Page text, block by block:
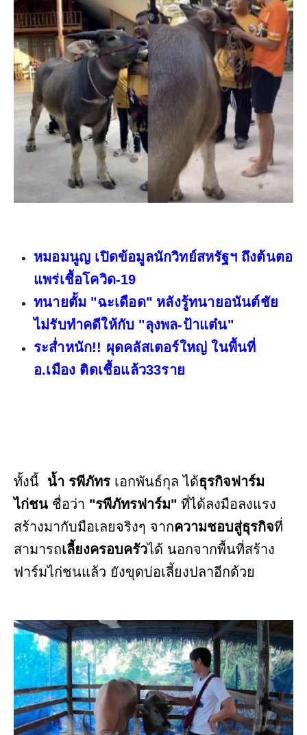
หมอมนูญ เปิดข้อมูลนักวิทย์สหรัฐฯ ถึงต้นตอ
แพร่เชื้อโควิด-19
ทนายตั้ม "ฉะเดือด" หลังรู้ทนายอนันต์ชัย
ไม่รับทำคดีให้กับ "ลุงพล-ป้าแต๋น"
ระส่ำหนัก!! ผุดคลัสเตอร์ใหญ่ ในพื้นที่
อ.เมือง ติดเชื้อแล้ว33ราย
ทั้งนี้ น้ำ รพีภัทร เอกพันธ์กุล ได้ธุรกิจฟาร์ม
ไก่ชน ชื่อว่า "รพีภัทรฟาร์ม" ที่ได้ลงมือลงแรง
สร้างมากับมือเลยจริงๆ จากความชอบสู่ธุรกิจที่
สามารถเลี้ยงครอบครัวได้ นอกจากพื้นที่สร้าง
ฟาร์มไก่ชนแล้ว ยังขุดบ่อเลี้ยงปลาอีกด้วย